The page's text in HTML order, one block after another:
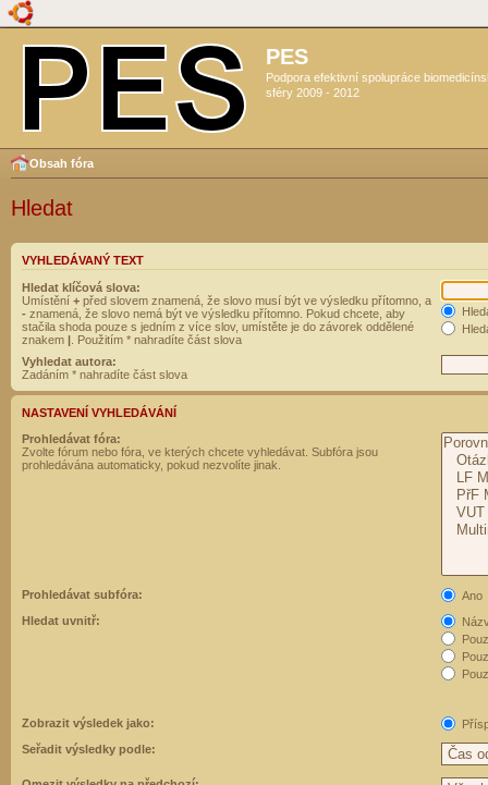
PES
Podpora efektivní spolupráce
sféry 2009 - 2012
Obsah fóra
Hledat
VYHLEDÁVANÝ TEXT
Hledat klíčová slova:
Umístění + před slovem znamená, že slovo musí být ve výsledku přítomno, a
- znamená, že slovo nemá být ve výsledku přítomno. Pokud chcete, aby
stačila shoda pouze s jedním z více slov, umístěte je do závorek oddělené
znakem | . Použitím * nahradíte část slova
Vyhledat autora:
Zadáním * nahradíte část slova
NASTAVENÍ VYHLEDÁVÁNÍ
Prohledávat fóra:
Zvolte fórum nebo fóra, ve kterých chcete vyhledávat. Subfóra jsou
prohledávána automaticky, pokud nezvolíte jinak.
Prohledávat subfóra:
Ano
Hledat uvnitř:
Zobrazit výsledek jako:
Seřadit výsledky podle: